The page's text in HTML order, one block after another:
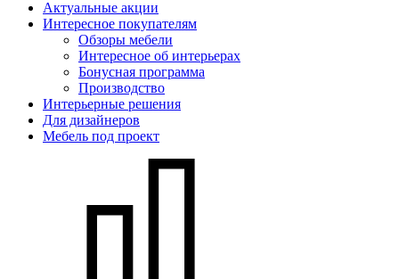
Актуальные акции
Интересное покупателям
Обзоры мебели
Интересное об интерьерах
Бонусная программа
Производство
Интерьерные решения
Для дизайнеров
Мебель под проект